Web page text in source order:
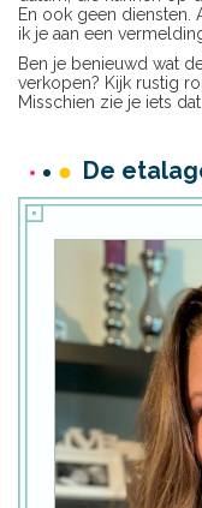
En ook geen diensten.
ik je aan een
Ben je benieuwd wat
verkopen? Kijk rustig
Misschien zie je iets
De